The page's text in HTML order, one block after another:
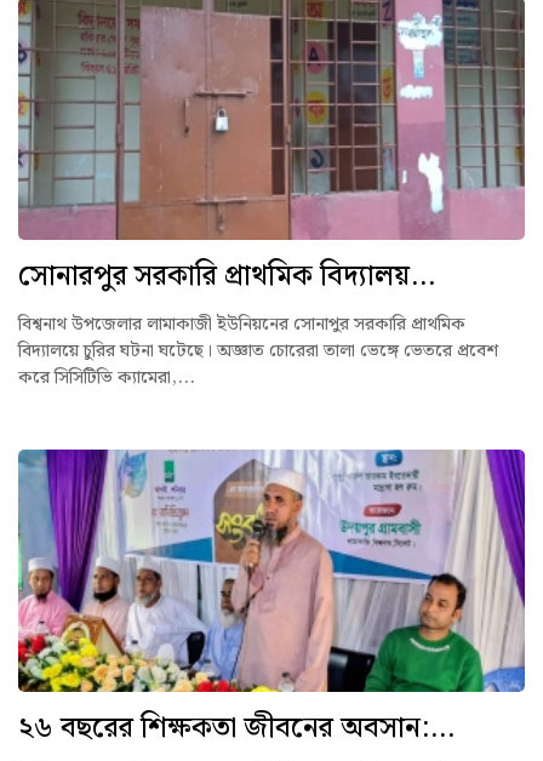
সোনারপুর সরকারি প্রাথমিক বিদ্যালয়...
বিশ্বনাথ উপজেলার লামাকাজী ইউনিয়নের সোনাপুর সরকারি প্রাথমিক
বিদ্যালয়ে চুরির ঘটনা ঘটেছে। অজ্ঞাত চোরেরা তালা ভেঙ্গে ভেতরে প্রবেশ
করে সিসিটিভি ক্যামেরা,...
২৬ বছরের শিক্ষকতা জীবনের অবসান:...